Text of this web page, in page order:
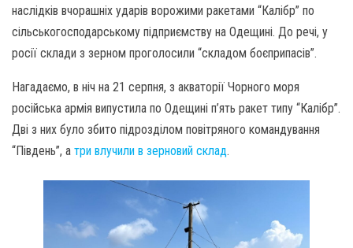
наслідків вчорашніх ударів ворожими ракетами “Калібр” по
сільськогосподарському підприємству на Одещині. До речі, у
росії склади з зерном проголосили “складом боєприпасів”.
Нагадаємо, в ніч на 21 серпня, з акваторії Чорного моря
російська армія випустила по Одещині п’ять ракет типу “Калібр”.
Дві з них було збито підрозділом повітряного командування
“Південь”, а три влучили в зерновий склад.